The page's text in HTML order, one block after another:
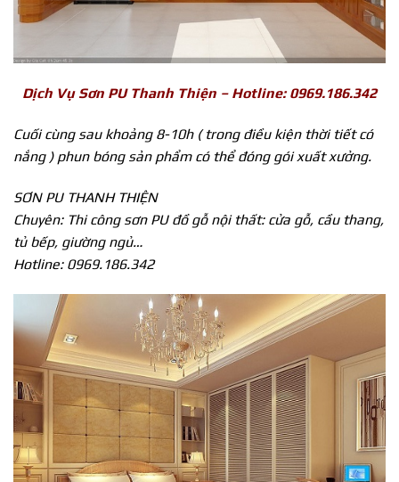
Dịch Vụ Sơn PU Thanh Thiện – Hotline: 0969.186.342
Cuối cùng sau khoảng 8-10h ( trong điều kiện thời tiết có
nắng ) phun bóng sản phẩm có thể đóng gói xuất xưởng.
SƠN PU THANH THIỆN
Chuyên: Thi công sơn PU đồ gỗ nội thất: cửa gỗ, cầu thang,
tủ bếp, giường ngủ…
Hotline: 0969.186.342